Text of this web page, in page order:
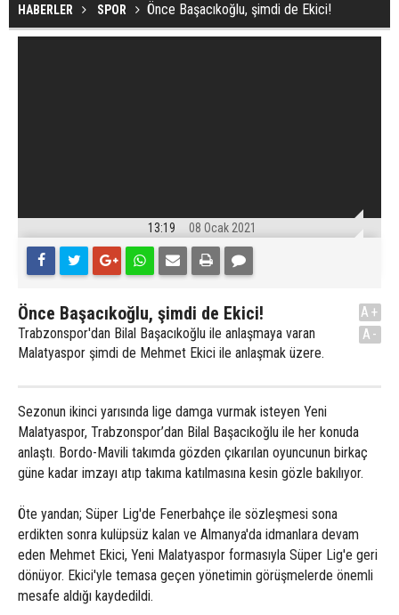
HABERLER SPOR Önce Başacıkoğlu, şimdi de Ekici!
13:19 08 Ocak 2021
Önce Başacıkoğlu, şimdi de Ekici!
Trabzonspor'dan Bilal Başacıkoğlu ile anlaşmaya varan
Malatyaspor şimdi de Mehmet Ekici ile anlaşmak üzere.
A+
A-
Sezonun ikinci yarısında lige damga vurmak isteyen Yeni
Malatyaspor, Trabzonspor’dan Bilal Başacıkoğlu ile her konuda
anlaştı. Bordo-Mavili takımda gözden çıkarılan oyuncunun birkaç
güne kadar imzayı atıp takıma katılmasına kesin gözle bakılıyor.
Öte yandan; Süper Lig'de Fenerbahçe ile sözleşmesi sona
erdikten sonra kulüpsüz kalan ve Almanya'da idmanlara devam
eden Mehmet Ekici, Yeni Malatyaspor formasıyla Süper Lig'e geri
dönüyor. Ekici'yle temasa geçen yönetimin görüşmelerde önemli
mesafe aldığı kaydedildi.